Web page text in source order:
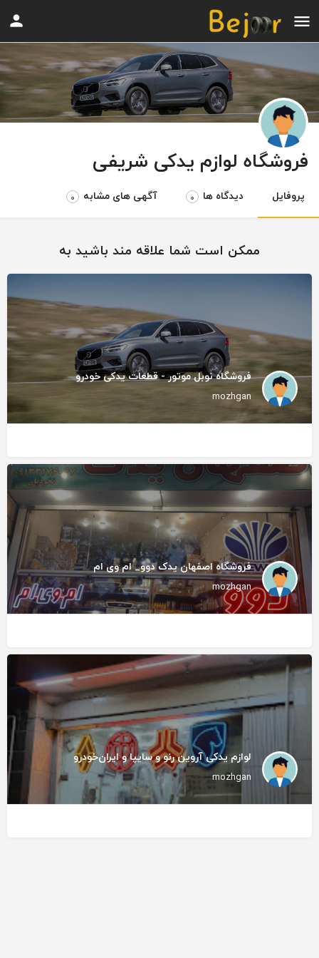
فروشگاه لوازم یدکی شریفی
پروفایل دیدگاه ها 0 آگهی های مشابه 0
ممکن است شما علاقه مند باشید به
فروشگاه نوبل موتور - قطعات یدکی خودرو
mozhgan
فروشگاه اصفهان یدک دوو_ ام وی ام
mozhgan
لوازم یدکی آروین رنو و سایپا و ایران‌خودرو
mozhgan